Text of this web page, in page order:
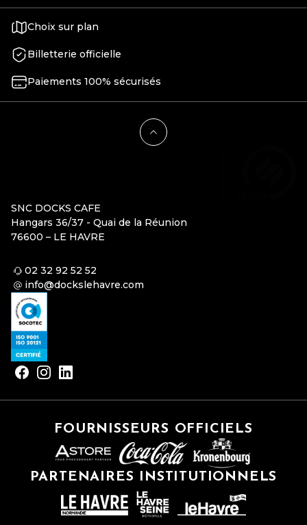
Choix sur plan
Billetterie officielle
Paiements 100% sécurisés
SNC DOCKS CAFE
Hangars 36/37 - Quai de la Réunion
76600 – LE HAVRE
02 32 92 52 52
info@dockslehavre.com
FOURNISSEURS OFFICIELS
PARTENAIRES INSTITUTIONNELS